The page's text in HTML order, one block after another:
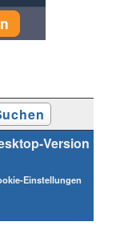
Version
Einstellungen